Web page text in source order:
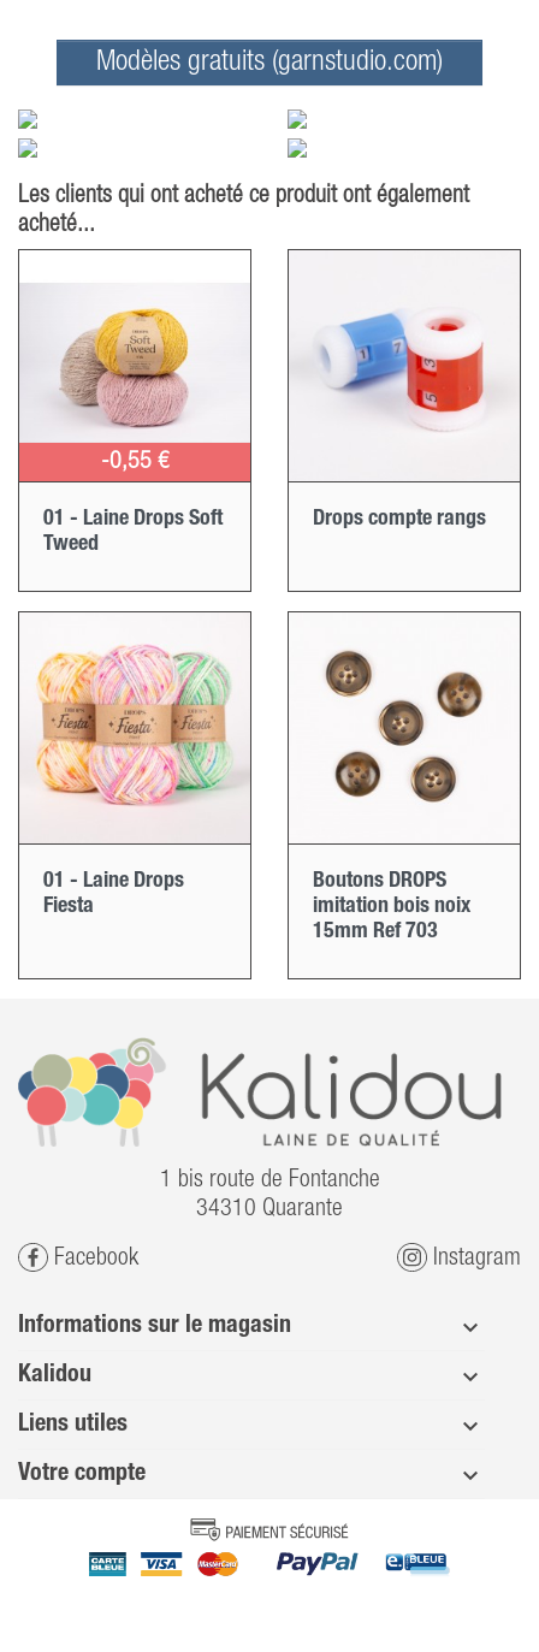
Modèles gratuits (garnstudio.com)
Les clients qui ont acheté ce produit ont également
acheté...
-0,55 €
01 - Laine Drops Soft
Tweed
Drops compte rangs
01 - Laine Drops
Fiesta
Boutons DROPS
imitation bois noix
15mm Ref 703
1 bis route de Fontanche
34310 Quarante
Facebook Instagram
Informations sur le magasin
Kalidou
Liens utiles
Votre compte